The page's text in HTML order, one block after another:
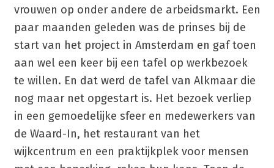
vrouwen op onder andere de arbeidsmarkt. Een
paar maanden geleden was de prinses bij de
start van het project in Amsterdam en gaf toen
aan wel een keer bij een tafel op werkbezoek
te willen. En dat werd de tafel van Alkmaar die
nog maar net opgestart is. Het bezoek verliep
in een gemoedelijke sfeer en medewerkers van
de Waard-In, het restaurant van het
wijkcentrum en een praktijkplek voor mensen